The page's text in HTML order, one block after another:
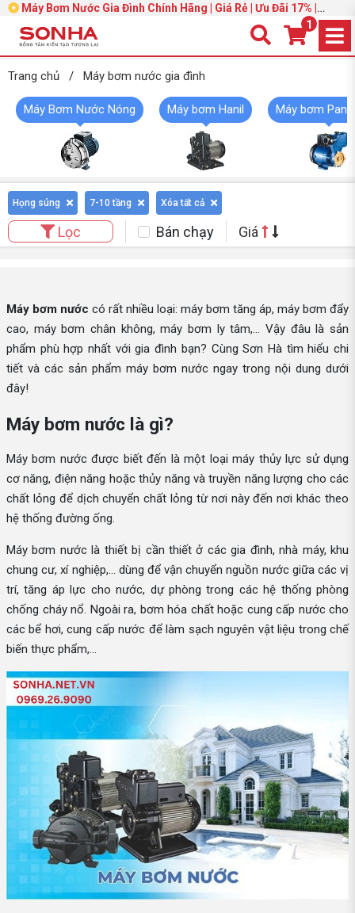
Máy Bơm Nước Gia Đình Chính Hãng | Giá Rẻ | Ưu Đãi 17% |
1
Trang chủ / Máy bơm nước gia đình
Máy Bơm Nước Nóng Máy bơm Hanil Máy bơm
Họng súng 7-10 tầng Xóa tất cả
Lọc Bán chạy Giá
Máy bơm nước có rất nhiều loại: máy bơm tăng áp, máy bơm đẩy
cao, máy bơm chân không, máy bơm ly tâm,... Vậy đâu là sản
phẩm phù hợp nhất với gia đình bạn? Cùng Sơn Hà tìm hiểu chi
tiết và các sản phẩm máy bơm nước ngay trong nội dung dưới
đây!
Máy bơm nước là gì?
Máy bơm nước được biết đến là một loại máy thủy lực sử dụng
cơ năng, điện năng hoặc thủy năng và truyền năng lượng cho các
chất lỏng để dịch chuyển chất lỏng từ nơi này đến nơi khác theo
hệ thống đường ống.
Máy bơm nước là thiết bị cần thiết ở các gia đình, nhà máy, khu
chung cư, xí nghiệp,... dùng để vận chuyển nguồn nước giữa các vị
trí, tăng áp lực cho nước, dự phòng trong các hệ thống phòng
chống cháy nổ. Ngoài ra, bơm hóa chất hoặc cung cấp nước cho
các bể hơi, cung cấp nước để làm sạch nguyên vật liệu trong chế
biến thực phẩm,...